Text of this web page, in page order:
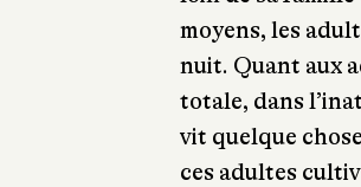
moyens, les
nuit. Quant aux
totale, dans
vit quelque
ces adultes